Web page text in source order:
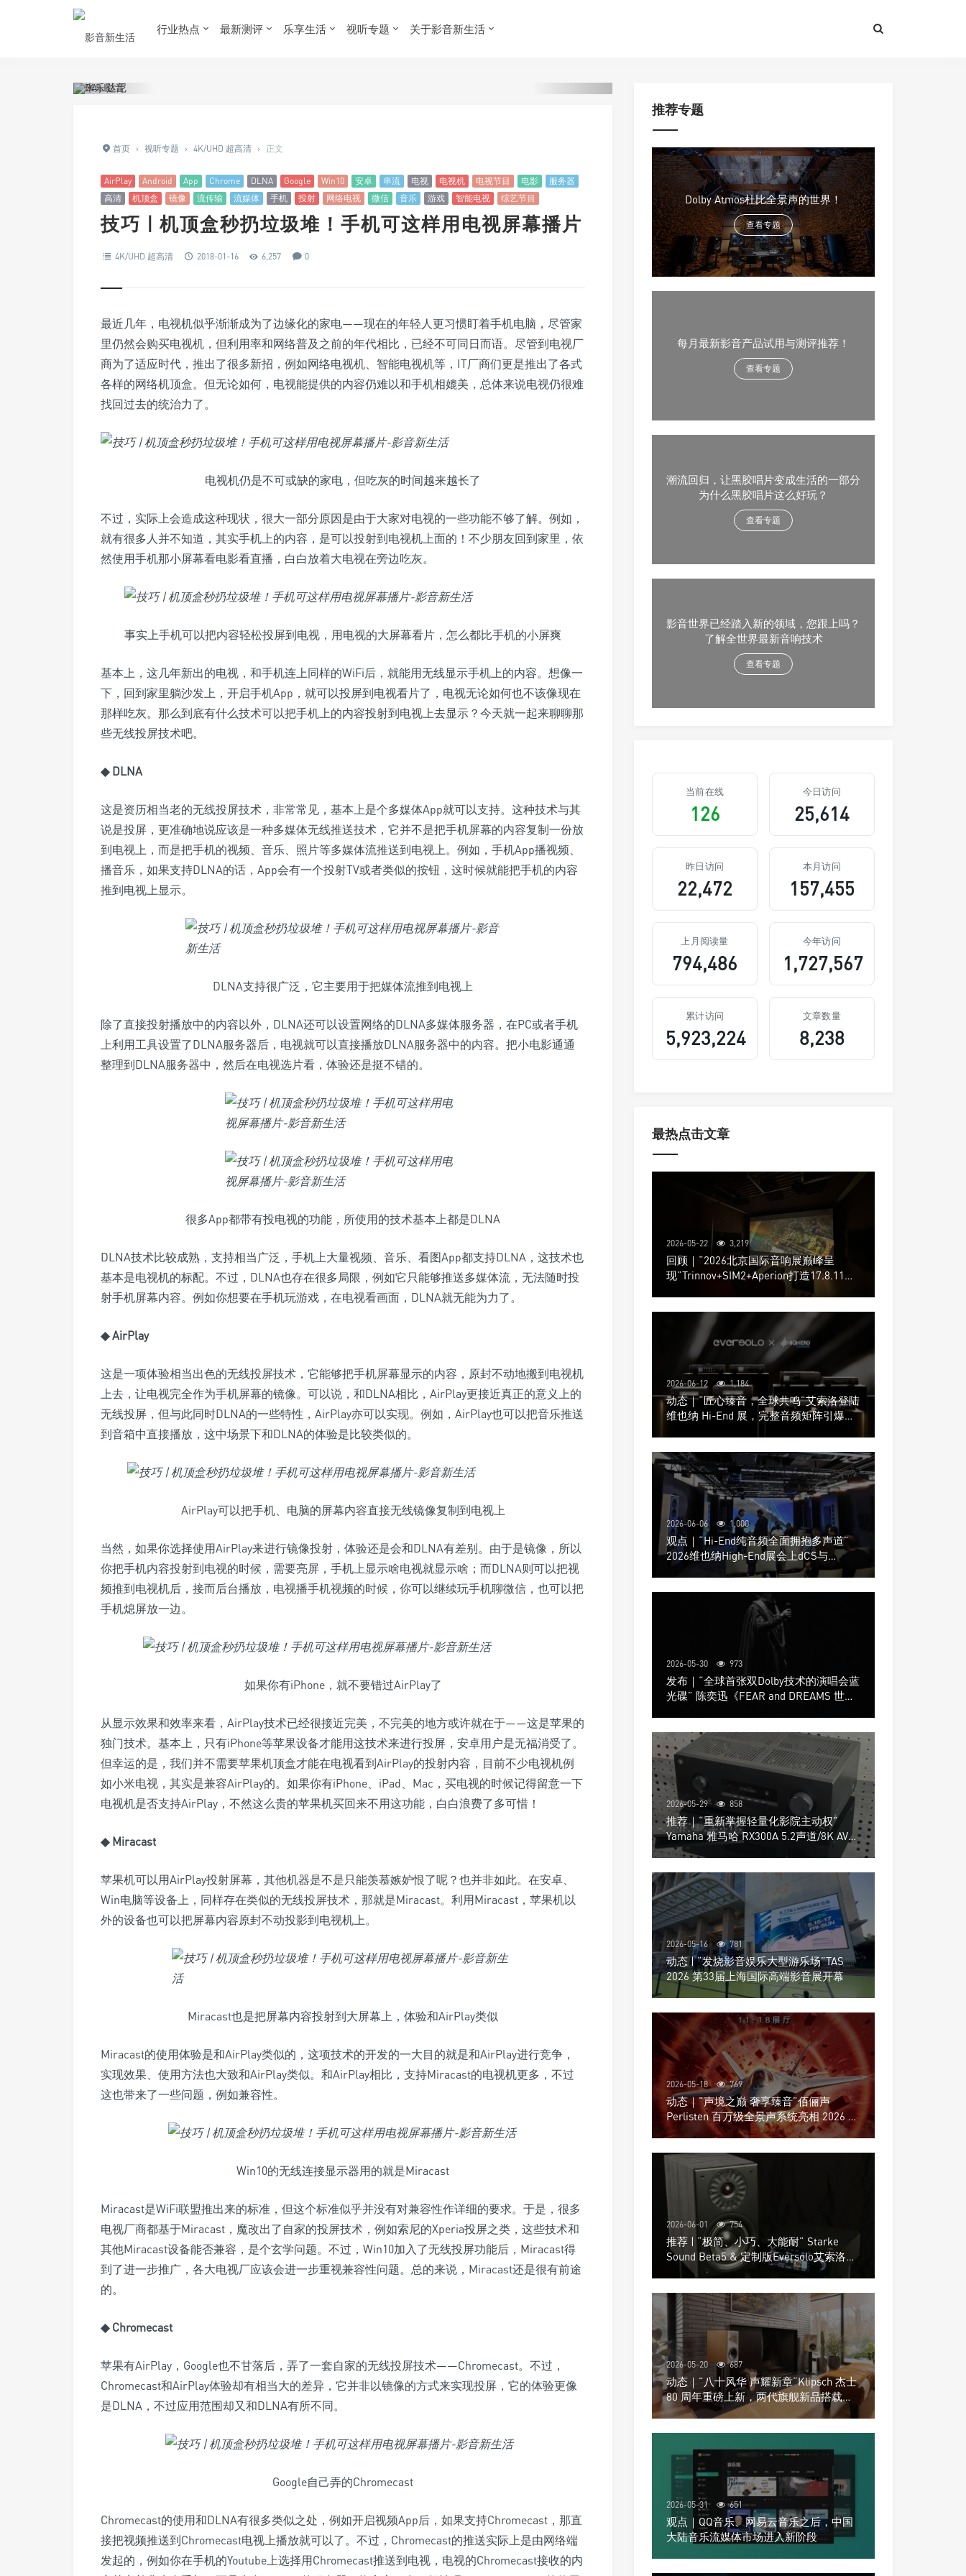
行业热点 最新测评 乐享生活 视听专题 关于影音新生活
首页 › 视听专题 › 4K/UHD 超高清 › 正文
AirPlay Android App Chrome DLNA Google Win10 安卓 串流 电视 电视机 电视节目 电影
服务器
高清
机顶盒 镜像 流传输 流媒体 手机 投射 网络电视 微信 音乐 游戏 智能电视 综艺节目
技巧 | 机顶盒秒扔垃圾堆！手机可这样用电视屏幕播片
4K/UHD 超高清 2018-01-16 6,257 0
最近几年，电视机似乎渐渐成为了边缘化的家电——现在的年轻人更习惯盯着手机电脑，尽管家
里仍然会购买电视机，但利用率和网络普及之前的年代相比，已经不可同日而语。尽管到电视厂
商为了适应时代，推出了很多新招，例如网络电视机、智能电视机等，IT厂商们更是推出了各式
各样的网络机顶盒。但无论如何，电视能提供的内容仍难以和手机相媲美，总体来说电视仍很难
找回过去的统治力了。
电视机仍是不可或缺的家电，但吃灰的时间越来越长了
不过，实际上会造成这种现状，很大一部分原因是由于大家对电视的一些功能不够了解。例如，
就有很多人并不知道，其实手机上的内容，是可以投射到电视机上面的！不少朋友回到家里，依
然使用手机那小屏幕看电影看直播，白白放着大电视在旁边吃灰。
事实上手机可以把内容轻松投屏到电视，用电视的大屏幕看片，怎么都比手机的小屏爽
基本上，这几年新出的电视，和手机连上同样的WiFi后，就能用无线显示手机上的内容。想像一
下，回到家里躺沙发上，开启手机App，就可以投屏到电视看片了，电视无论如何也不该像现在
那样吃灰。那么到底有什么技术可以把手机上的内容投射到电视上去显示？今天就一起来聊聊那
些无线投屏技术吧。
◆ DLNA
这是资历相当老的无线投屏技术，非常常见，基本上是个多媒体App就可以支持。这种技术与其
说是投屏，更准确地说应该是一种多媒体无线推送技术，它并不是把手机屏幕的内容复制一份放
到电视上，而是把手机的视频、音乐、照片等多媒体流推送到电视上。例如，手机App播视频、
播音乐，如果支持DLNA的话，App会有一个投射TV或者类似的按钮，这时候就能把手机的内容
推到电视上显示。
DLNA支持很广泛，它主要用于把媒体流推到电视上
除了直接投射播放中的内容以外，DLNA还可以设置网络的DLNA多媒体服务器，在PC或者手机
上利用工具设置了DLNA服务器后，电视就可以直接播放DLNA服务器中的内容。把小电影通通
整理到DLNA服务器中，然后在电视选片看，体验还是挺不错的。
很多App都带有投电视的功能，所使用的技术基本上都是DLNA
DLNA技术比较成熟，支持相当广泛，手机上大量视频、音乐、看图App都支持DLNA，这技术也
基本是电视机的标配。不过，DLNA也存在很多局限，例如它只能够推送多媒体流，无法随时投
射手机屏幕内容。例如你想要在手机玩游戏，在电视看画面，DLNA就无能为力了。
◆ AirPlay
这是一项体验相当出色的无线投屏技术，它能够把手机屏幕显示的内容，原封不动地搬到电视机
上去，让电视完全作为手机屏幕的镜像。可以说，和DLNA相比，AirPlay更接近真正的意义上的
无线投屏，但与此同时DLNA的一些特性，AirPlay亦可以实现。例如，AirPlay也可以把音乐推送
到音箱中直接播放，这中场景下和DLNA的体验是比较类似的。
AirPlay可以把手机、电脑的屏幕内容直接无线镜像复制到电视上
当然，如果你选择使用AirPlay来进行镜像投射，体验还是会和DLNA有差别。由于是镜像，所以
你把手机内容投射到电视的时候，需要亮屏，手机上显示啥电视就显示啥；而DLNA则可以把视
频推到电视机后，接而后台播放，电视播手机视频的时候，你可以继续玩手机聊微信，也可以把
手机熄屏放一边。
如果你有iPhone，就不要错过AirPlay了
从显示效果和效率来看，AirPlay技术已经很接近完美，不完美的地方或许就在于——这是苹果的
独门技术。基本上，只有iPhone等苹果设备才能用这技术来进行投屏，安卓用户是无福消受了。
但幸运的是，我们并不需要苹果机顶盒才能在电视看到AirPlay的投射内容，目前不少电视机例
如小米电视，其实是兼容AirPlay的。如果你有iPhone、iPad、Mac，买电视的时候记得留意一下
电视机是否支持AirPlay，不然这么贵的苹果机买回来不用这功能，白白浪费了多可惜！
◆ Miracast
苹果机可以用AirPlay投射屏幕，其他机器是不是只能羡慕嫉妒恨了呢？也并非如此。在安卓、
Win电脑等设备上，同样存在类似的无线投屏技术，那就是Miracast。利用Miracast，苹果机以
外的设备也可以把屏幕内容原封不动投影到电视机上。
Miracast也是把屏幕内容投射到大屏幕上，体验和AirPlay类似
Miracast的使用体验是和AirPlay类似的，这项技术的开发的一大目的就是和AirPlay进行竞争，
实现效果、使用方法也大致和AirPlay类似。和AirPlay相比，支持Miracast的电视机更多，不过
这也带来了一些问题，例如兼容性。
Win10的无线连接显示器用的就是Miracast
Miracast是WiFi联盟推出来的标准，但这个标准似乎并没有对兼容性作详细的要求。于是，很多
电视厂商都基于Miracast，魔改出了自家的投屏技术，例如索尼的Xperia投屏之类，这些技术和
其他Miracast设备能否兼容，是个玄学问题。不过，Win10加入了无线投屏功能后，Miracast得
到了进一步推广，各大电视厂应该会进一步重视兼容性问题。总的来说，Miracast还是很有前途
的。
◆ Chromecast
苹果有AirPlay，Google也不甘落后，弄了一套自家的无线投屏技术——Chromecast。不过，
Chromecast和AirPlay体验却有相当大的差异，它并非以镜像的方式来实现投屏，它的体验更像
是DLNA，不过应用范围却又和DLNA有所不同。
Google自己弄的Chromecast
Chromecast的使用和DLNA有很多类似之处，例如开启视频App后，如果支持Chromecast，那直
接把视频推送到Chromecast电视上播放就可以了。不过，Chromecast的推送实际上是由网络端
发起的，例如你在手机的Youtube上选择用Chromecast推送到电视，电视的Chromecast接收的内
推荐专题
Dolby Atmos杜比全景声的世界！
查看专题
每月最新影音产品试用与测评推荐！
查看专题
潮流回归，让黑胶唱片变成生活的一部分
为什么黑胶唱片这么好玩？
查看专题
影音世界已经踏入新的领域，您跟上吗？
了解全世界最新音响技术
查看专题
当前在线
126
今日访问
25,614
昨日访问
22,472
本月访问
157,455
上月阅读量
794,486
今年访问
1,727,567
累计访问
5,923,224
文章数量
8,238
最热点击文章
2026-05-22 3,219
回顾｜“2026北京国际音响展巅峰呈
现”Trinnov+SIM2+Aperion打造17.8.11声
2026-06-12 1,184
动态｜“匠心臻音，全球共鸣”艾索洛登陆
维也纳 Hi-End 展，完整音频矩阵引爆关
2026-06-06 1,000
观点｜“Hi-End纯音频全面拥抱多声道”
2026维也纳High-End展会上dCS与
Trinnov Audio搭建多声道演示系统
2026-05-30 973
发布｜“全球首张双Dolby技术的演唱会蓝
光碟” 陈奕迅《FEAR and DREAMS 世界
2026-05-29 858
推荐｜“重新掌握轻量化影院主动权”
Yamaha 雅马哈 RX300A 5.2声道/8K AV放
大器
2026-05-16 781
动态 | “发烧影音娱乐大型游乐场”TAS
2026 第33届上海国际高端影音展开幕
2026-05-18 769
动态｜”声境之巅 奢享臻音”佰俪声
Perlisten 百万级全景声系统亮相 2026 北
京国际音响展
2026-06-01 754
推荐 | “极简、小巧、大能耐” Starke
Sound Beta5 & 定制版Eversolo艾索洛
Play音响组合
2026-05-20 687
动态｜”八十风华 声耀新章“Klipsch 杰士
80 周年重磅上新，两代旗舰新品搭载硬
核配置音质再升级
2026-05-31 651
观点｜QQ音乐、网易云音乐之后，中国
大陆音乐流媒体市场进入新阶段